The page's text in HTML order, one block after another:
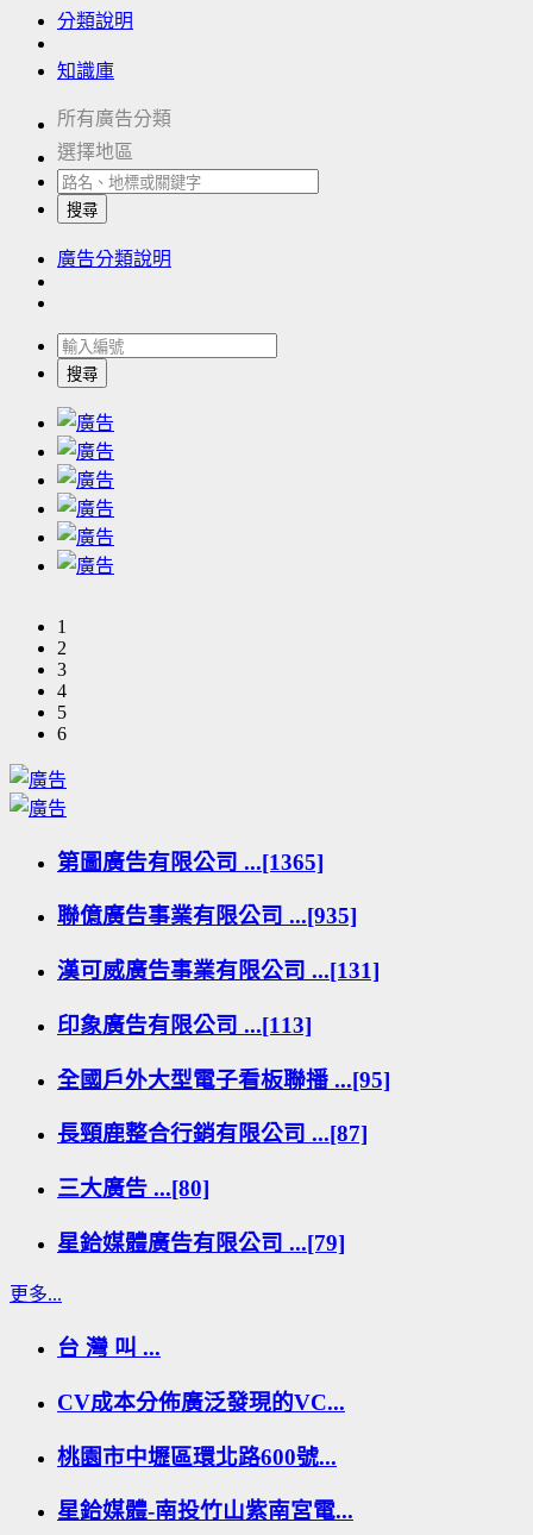
分類說明
知識庫
所有廣告分類
選擇地區
搜尋
廣告分類說明
搜尋
1
2
3
4
5
6
第圖廣告有限公司 ...[1365]
聯億廣告事業有限公司 ...[935]
漢可威廣告事業有限公司 ...[131]
印象廣告有限公司 ...[113]
全國戶外大型電子看板聯播 ...[95]
長頸鹿整合行銷有限公司 ...[87]
三大廣告 ...[80]
星鉿媒體廣告有限公司 ...[79]
更多...
台 灣 叫 ...
CV成本分佈廣泛發現的VC...
桃園市中壢區環北路600號...
星鉿媒體-南投竹山紫南宮電...